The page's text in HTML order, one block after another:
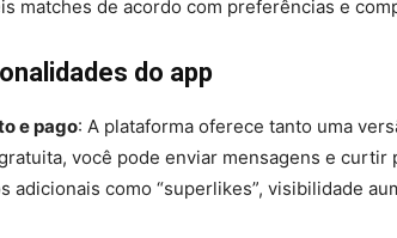
matches de acordo com preferências e
do app
e pago: A plataforma oferece tanto uma
você pode enviar mensagens e
adicionais como “superlikes”, visibilidade